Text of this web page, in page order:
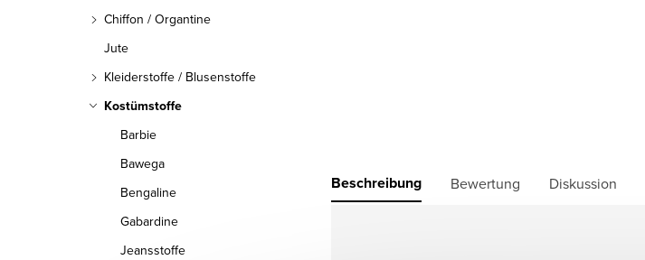
Chiffon / Organtine
Jute
Kleiderstoffe / Blusenstoffe
Kostümstoffe
Barbie
Bawega
Bengaline
Gabardine
Jeansstoffe
Beschreibung Bewertung Diskussion